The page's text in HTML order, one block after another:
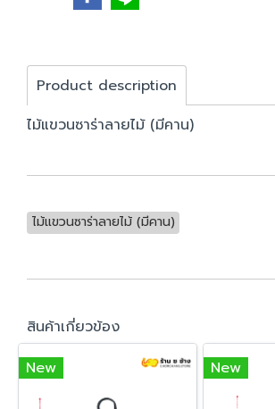
Product description
ไม้แขวนซาร่าลายไม้ (มีคาน)
ไม้แขวนซาร่าลายไม้ (มีคาน)
สินค้าเกี่ยวข้อง
New
New